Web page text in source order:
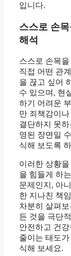
입니다.
스스로 손
해석
스스로 손목을
직접 어떤 관
을 끊고 싶어
수 있으며, 현
하기 어려운
만 죄책감이
결단하지 못
영된 장면일
식해 보도록
이러한 상황
을 힘들게 하
문제인지, 아
한 지나친 책
차분히 살펴
든 것을 극단
안전하고 건
줄이는 태도
식해 보세요.